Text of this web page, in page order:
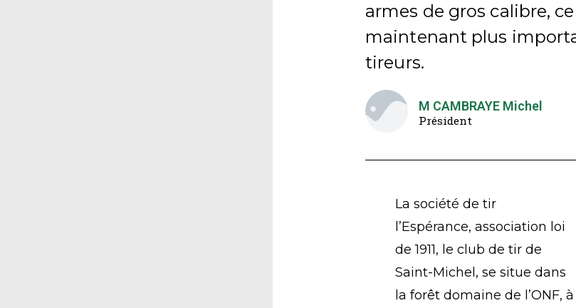
armes de gros calibre,
maintenant plus
tireurs.
M CAMBRAYE Michel
Président
La société de tir
l’Espérance, association loi
de 1911, le club de tir de
Saint-Michel, se situe dans
la forêt domaine de l’ONF, à